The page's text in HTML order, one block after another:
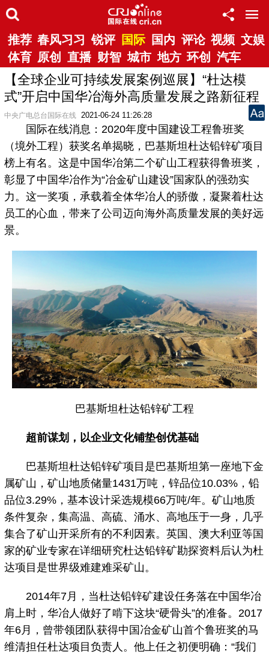
推荐 春风习习 锐评 国际 国内 评论 视频 文娱
体育 原创 直播 财智 城市 地方 环创 汽车
【全球企业可持续发展案例巡展】“杜达模
式”开启中国华冶海外高质量发展之路新征程
中央广电总台国际在线 2021-06-24 11:26:28
国际在线消息：2020年度中国建设工程鲁班奖
（境外工程）获奖名单揭晓，巴基斯坦杜达铅锌矿项目
榜上有名。这是中国华冶第二个矿山工程获得鲁班奖，
彰显了中国华冶作为“冶金矿山建设”国家队的强劲实
力。这一奖项，承载着全体华冶人的骄傲，凝聚着杜达
员工的心血，带来了公司迈向海外高质量发展的美好远
景。
巴基斯坦杜达铅锌矿工程
超前谋划，以企业文化铺垫创优基础
巴基斯坦杜达铅锌矿项目是巴基斯坦第一座地下金
属矿山，矿山地质储量1431万吨，锌品位10.03%，铅
品位3.29%，基本设计采选规模66万吨/年。矿山地质
条件复杂，集高温、高硫、涌水、高地压于一身，几乎
集合了矿山开采所有的不利因素。英国、澳大利亚等国
家的矿业专家在详细研究杜达铅锌矿勘探资料后认为杜
达项目是世界级难建难采矿山。
2014年7月，当杜达铅锌矿建设任务落在中国华冶
肩上时，华冶人做好了啃下这块“硬骨头”的准备。2017
年6月，曾带领团队获得中国冶金矿山首个鲁班奖的马
维清担任杜达项目负责人。他上任之初便明确：“我们